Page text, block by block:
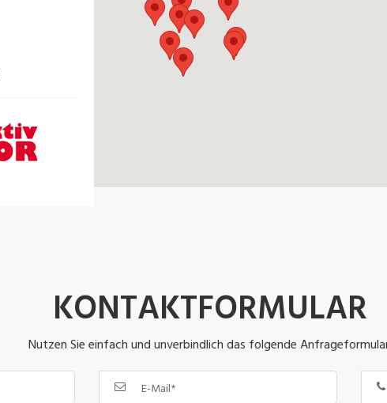
KONTAKTFORMULAR
Nutzen Sie einfach und unverbindlich das folgende